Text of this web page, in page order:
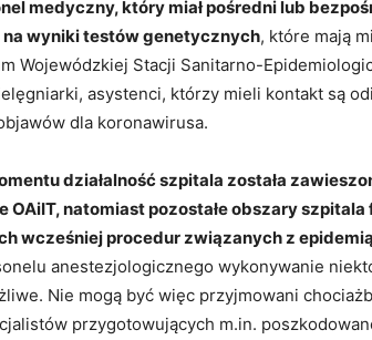
medyczny, który miał pośredni lub
wyniki testów genetycznych, które mają
Wojewódzkiej Stacji Sanitarno-
asystenci, którzy mieli kontakt są
dla koronawirusa.
działalność szpitala została
OAiIT, natomiast pozostałe obszary
wcześniej procedur związanych z epidemią
anestezjologicznego wykonywanie
Nie mogą być więc przyjmowani
przygotowujących m.in.